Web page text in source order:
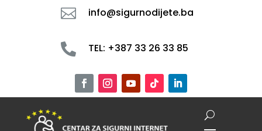
 info@sigurnodijete.ba
 TEL: +387 33 26 33 85